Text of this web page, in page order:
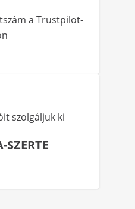
a Trustpilot-
szolgáljuk ki
SZERTE